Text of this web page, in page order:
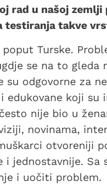
rad u našoj
testiranja takve
Turske.
se na to gleda
su odgovorne za
edukovane koji
nije bio u
novinama,
otvoreniji
i jednostavnije.
i uočiti problem.